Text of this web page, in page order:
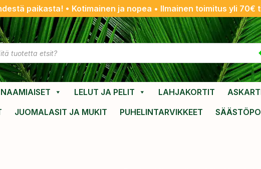
paikasta! • Kotimainen ja nopea • Ilmainen toimitus yli 70€
NAAMIAISET LELUT JA PELIT LAHJAKORTIT
JUOMALASIT JA MUKIT PUHELINTARVIKKEET